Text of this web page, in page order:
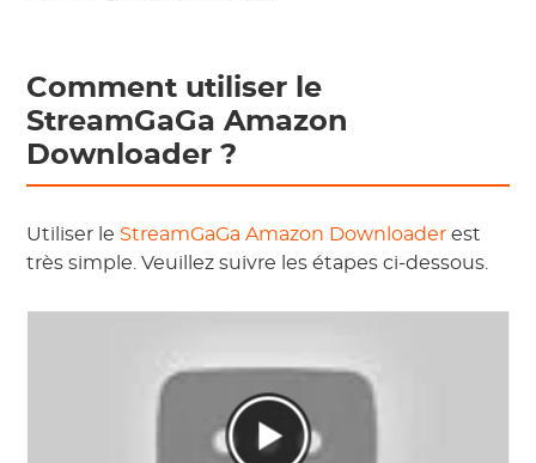
Comment utiliser le
StreamGaGa Amazon
Downloader ?
Utiliser le StreamGaGa Amazon Downloader est
très simple. Veuillez suivre les étapes ci-dessous.